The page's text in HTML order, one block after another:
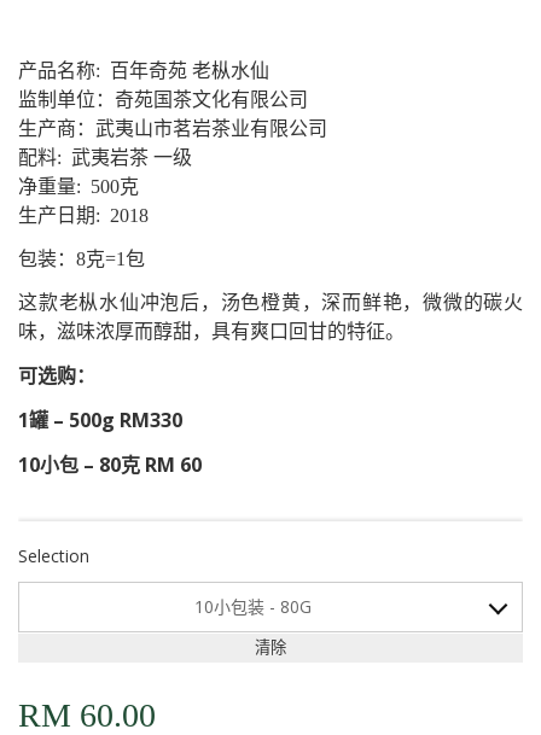
产品名称: 百年奇苑 老枞水仙
监制单位：奇苑国茶文化有限公司
生产商：武夷山市茗岩茶业有限公司
配料: 武夷岩茶 一级
净重量: 500克
生产日期: 2018
包装：8克=1包
这款老枞水仙冲泡后，汤色橙黄，深而鲜艳，微微的碳火
味，滋味浓厚而醇甜，具有爽口回甘的特征。
可选购：
1罐 – 500g RM330
10小包 – 80克 RM 60
Selection
10小包装 - 80G
清除
RM 60.00